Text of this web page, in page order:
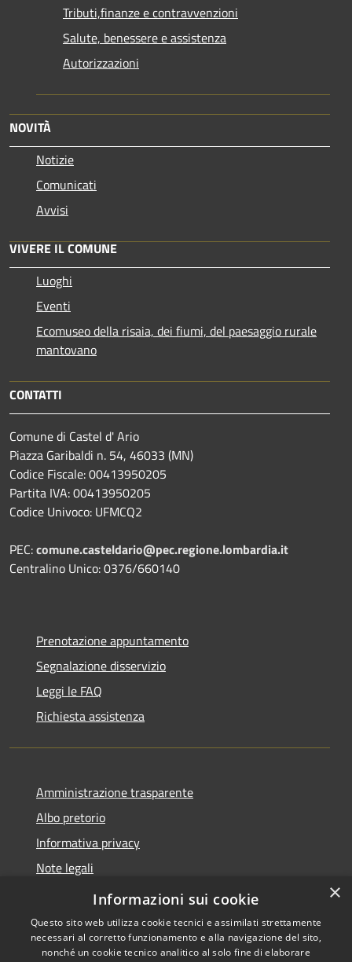
Tributi,finanze e contravvenzioni
Salute, benessere e assistenza
Autorizzazioni
NOVITÀ
Notizie
Comunicati
Avvisi
VIVERE IL COMUNE
Luoghi
Eventi
Ecomuseo della risaia, dei fiumi, del paesaggio rurale
mantovano
CONTATTI
Comune di Castel d' Ario
Piazza Garibaldi n. 54, 46033 (MN)
Codice Fiscale: 00413950205
Partita IVA: 00413950205
Codice Univoco: UFMCQ2
PEC:comune.casteldario@pec.regione.lombardia.it
Centralino Unico: 0376/660140
Prenotazione appuntamento
Segnalazione disservizio
Leggi le FAQ
Richiesta assistenza
Amministrazione trasparente
Albo pretorio
Informativa privacy
Note legali
Dichiarazione di accessibilità
×
Informazioni sui cookie
Questo sito web utilizza cookie tecnici e assimilati strettamente
necessari al corretto funzionamento e alla navigazione del sito,
nonché un cookie tecnico analitico al solo fine di elaborare